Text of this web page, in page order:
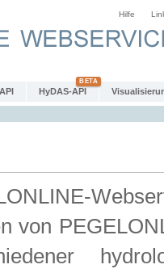
Hilfe
HyDAS-API
von